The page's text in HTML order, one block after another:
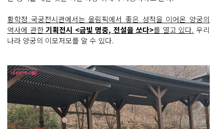
황학정 국궁전시관에서는 올림픽에서 좋은 성적을 이어온 양궁의
역사에 관한기획전시 <금빛 명중, 전설을 쏘다>를 열고 있다. 우리
나라 양궁의 이모저모를 알 수 있다.